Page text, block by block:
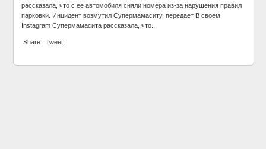
рассказала, что с ее автомобиля сняли номера из-за нарушения правил
парковки. Инцидент возмутил Супермамаситу, передает В своем
Instagram Супермамасита рассказала, что...
Share Tweet